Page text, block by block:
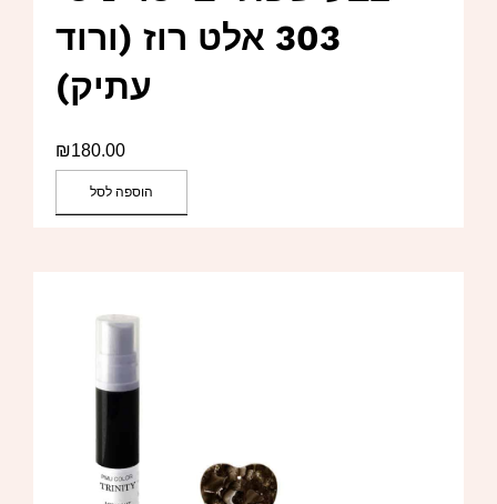
303 אלט רוז (ורוד
עתיק)
₪180.00
הוספה לסל